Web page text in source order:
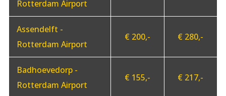
Rotterdam Airport
Assendelft -
Rotterdam Airport
€ 200,- € 280,-
Badhoevedorp -
Rotterdam Airport
€ 155,- € 217,-